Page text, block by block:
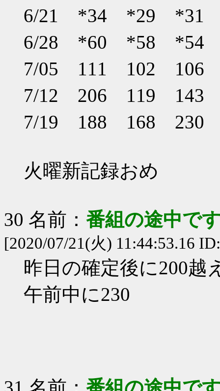
6/21 *34 *29
6/28 *60 *58
7/05 111 102
7/12 206 119
7/19 188 168
火曜新記録おめ
30 名前： 番組の途中で
[2020/07/21(火) 11:44:53.16
昨日の確定後に200越
午前中に230